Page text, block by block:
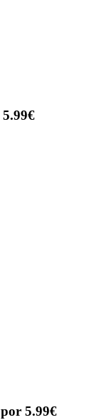
5.99€